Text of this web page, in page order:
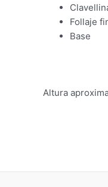
Follaje
Base
Altura